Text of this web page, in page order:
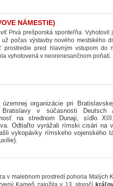
NÁMESTIE)
Prvá prešporská sporiteľňa. Vyhotovil
počas výstavby nového mestského
prostredie pred hlavným vstupom do
vyhotovená v neorenesančnom poňatí.
organizácie pri
v súčasnosti Deutsch
na strednom Dunaji, sídlo
Odtiaľto vyrážali rímski cisári na
vykopávky rímskeho vojenského
v malebnom prostredí pohoria Malých
Kameň založila v 13. storočí